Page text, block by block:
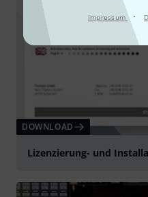
Impressum ·
DOWNLOAD
Lizenzierung- und